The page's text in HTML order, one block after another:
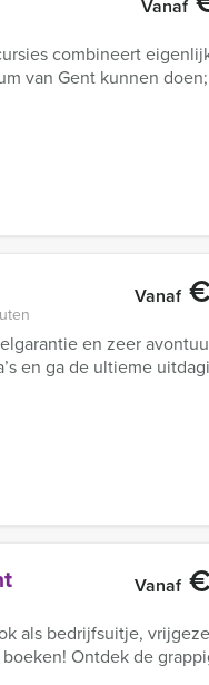
Vanaf
combineert
van Gent kunnen
Vanaf
en zeer
en ga de ultieme
Vanaf
als bedrijfsuitje,
Ontdek de